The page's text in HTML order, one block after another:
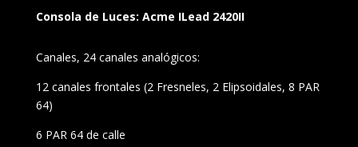
Consola de Luces: Acme ILead 2420II
Canales, 24 canales analógicos:
12 canales frontales (2 Fresneles, 2 Elipsoidales, 8 PAR
64)
6 PAR 64 de calle